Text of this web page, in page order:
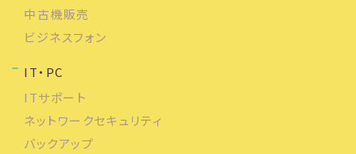
中古機販売
ビジネスフォン
IT・PC
ITサポート
ネットワークセキュリティ
バックアップ